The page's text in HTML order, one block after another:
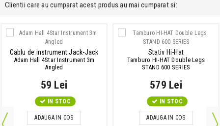
Clientii care au cumparat acest produs au mai cumparat si:
Cablu de instrument Jack-Jack
Adam Hall 4Star Instrument 3m
Angled
59 Lei
IN STOC
ADAUGA IN COS
Stativ Hi-Hat
Tamburo HI-HAT Double Legs
STAND 600 SERIES
579 Lei
IN STOC
ADAUGA IN COS